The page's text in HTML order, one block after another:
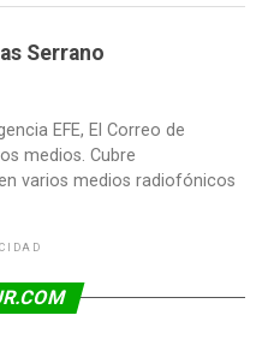
Serrano
EFE, El Correo de
medios. Cubre
varios medios radiofónicos